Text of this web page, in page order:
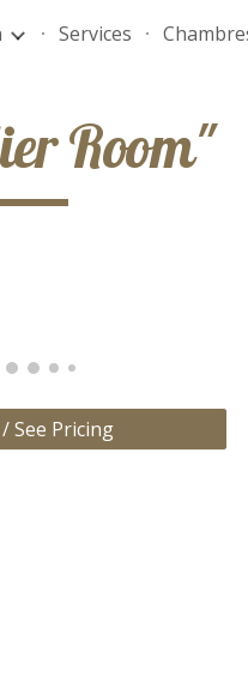
Skip to
Services
Room"
See Pricing